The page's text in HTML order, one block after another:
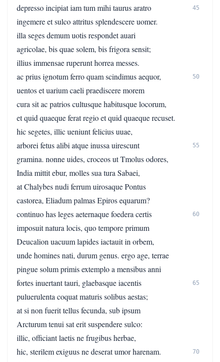
depresso incipiat iam tum mihi taurus aratro
45
ingemere et sulco attritus splendescere uomer.
illa seges demum uotis respondet auari
agricolae, bis quae solem, bis frigora sensit;
illius immensae ruperunt horrea messes.
ac prius ignotum ferro quam scindimus aequor,
50
uentos et uarium caeli praediscere morem
cura sit ac patrios cultusque habitusque locorum,
et quid quaeque ferat regio et quid quaeque recuset.
hic segetes, illic ueniunt felicius uuae,
arborei fetus alibi atque inussa uirescunt
55
gramina. nonne uides, croceos ut Tmolus odores,
India mittit ebur, molles sua tura Sabaei,
at Chalybes nudi ferrum uirosaque Pontus
castorea, Eliadum palmas Epiros equarum?
continuo has leges aeternaque foedera certis
60
imposuit natura locis, quo tempore primum
Deucalion uacuum lapides iactauit in orbem,
unde homines nati, durum genus. ergo age, terrae
pingue solum primis extemplo a mensibus anni
fortes inuertant tauri, glaebasque iacentis
65
puluerulenta coquat maturis solibus aestas;
at si non fuerit tellus fecunda, sub ipsum
Arcturum tenui sat erit suspendere sulco:
illic, officiant laetis ne frugibus herbae,
hic, sterilem exiguus ne deserat umor harenam.
70